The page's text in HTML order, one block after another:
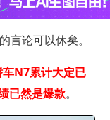
言论可以休矣。
N7累计大定已
已然是爆款。